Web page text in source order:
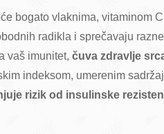
bogato vlaknima, vitaminom
radikla i sprečavaju
vaš imunitet, čuva zdravlje
indeksom, umerenim
rizik od insulinske